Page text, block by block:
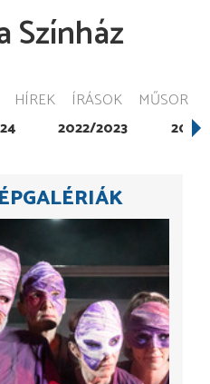
Színház
HÍREK ÍRÁSOK MŰSOR
2022/2023